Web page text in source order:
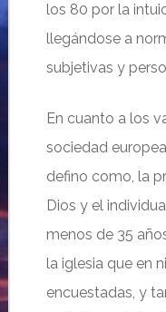
los 80 por la
llegándose a
subjetivas y
En cuanto a los
sociedad
defino como, la
Dios y el
menos de 35
la iglesia que en
encuestadas, y